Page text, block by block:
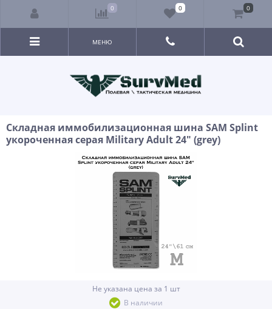
МЕНЮ
Складная иммобилизационная шина SAM Splint
укороченная серая Military Adult 24" (grey)
Не указана цена за 1 шт
В наличии
0 0 0